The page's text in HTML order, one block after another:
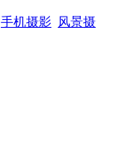
手机摄影 风景摄